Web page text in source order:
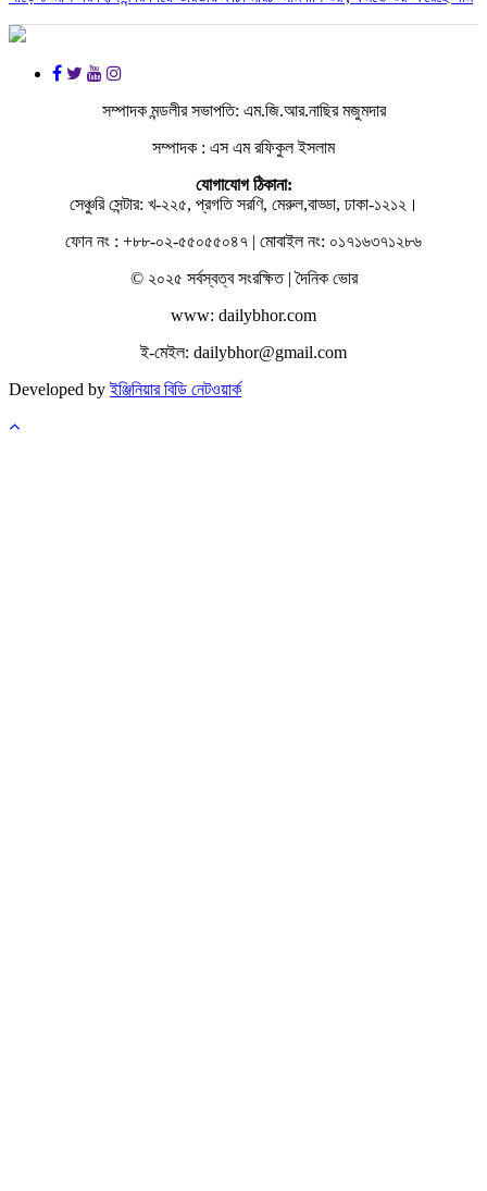
সম্পাদক মন্ডলীর সভাপতি: এম.জি.আর.নাছির মজুমদার
সম্পাদক : এস এম রফিকুল ইসলাম
যোগাযোগ ঠিকানা:
সেঞ্চুরি সেন্টার: খ-২২৫, প্রগতি সরণি, মেরুল,বাড্ডা, ঢাকা-১২১২।
ফোন নং : +৮৮-০২-৫৫০৫৫০৪৭ | মোবাইল নং: ০১৭১৬৩৭১২৮৬
© ২০২৫ সর্বস্বত্ব সংরক্ষিত | দৈনিক ভোর
www: dailybhor.com
ই-মেইল: dailybhor@gmail.com
Developed byইঞ্জিনিয়ার বিডি নেটওয়ার্ক